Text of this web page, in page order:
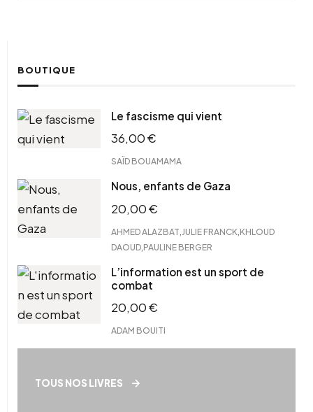
BOUTIQUE
Le fascisme qui vient
36,00€
SAÏD BOUAMAMA
Nous, enfants de Gaza
20,00€
AHMED ALAZBAT JULIE FRANCK KHLOUD
DAOUD PAULINE BERGER
L’information est un sport de
combat
20,00€
ADAM BOUITI
TOUS NOS LIVRES